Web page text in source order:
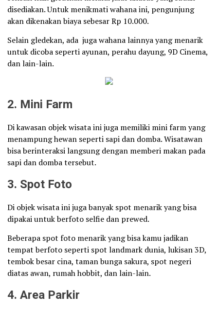
disediakan. Untuk menikmati wahana ini, pengunjung
akan dikenakan biaya sebesar Rp 10.000.
Selain gledekan, ada juga wahana lainnya yang menarik
untuk dicoba seperti ayunan, perahu dayung, 9D Cinema,
dan lain-lain.
2. Mini Farm
Di kawasan objek wisata ini juga memiliki mini farm yang
menampung hewan seperti sapi dan domba. Wisatawan
bisa berinteraksi langsung dengan memberi makan pada
sapi dan domba tersebut.
3. Spot Foto
Di objek wisata ini juga banyak spot menarik yang bisa
dipakai untuk berfoto selfie dan prewed.
Beberapa spot foto menarik yang bisa kamu jadikan
tempat berfoto seperti spot landmark dunia, lukisan 3D,
tembok besar cina, taman bunga sakura, spot negeri
diatas awan, rumah hobbit, dan lain-lain.
4. Area Parkir